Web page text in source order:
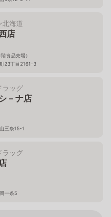
北海道
店
食品売場）
23丁目2161-3
ラッグ
－ナ店
三条15-1
ラッグ
一条5